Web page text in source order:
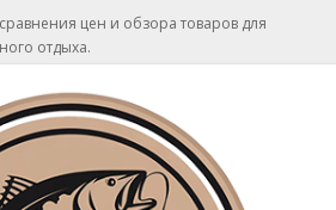
цен и обзора товаров для
отдыха.